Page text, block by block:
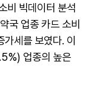
비 빅데이터 분석
국 업종 카드 소비
세를 보였다. 이
업종의 높은